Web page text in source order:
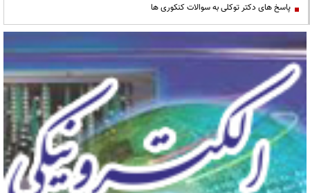
پاسخ های دکتر توکلی به سوالات کنکوری ها